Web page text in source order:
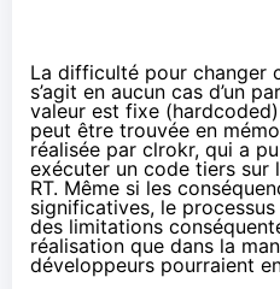
La difficulté pour changer
s’agit en aucun cas d’un
valeur est fixe
peut être trouvée en
réalisée par clrokr, qui a
exécuter un code tiers sur
RT. Même si les
significatives, le
des limitations
réalisation que dans la
développeurs pourraient